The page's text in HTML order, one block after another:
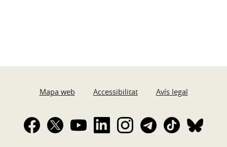
Mapa web Accessibilitat Avís legal